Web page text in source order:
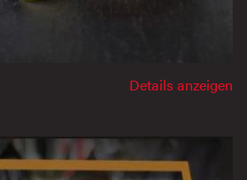
Details anzeigen